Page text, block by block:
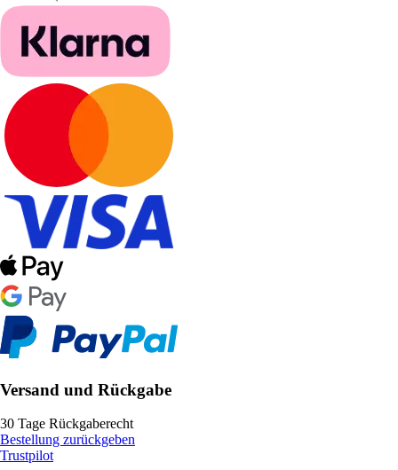
Versand und Rückgabe
30 Tage Rückgaberecht
Bestellung zurückgeben
Trustpilot